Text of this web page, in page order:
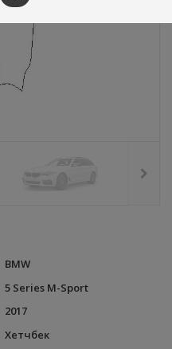
BMW
5 Series M-Sport
2017
Хетчбек